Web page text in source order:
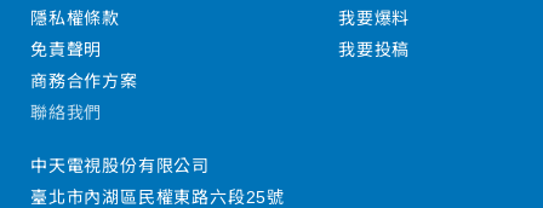
隱私權條款
免責聲明
商務合作方案
我要爆料
我要投稿
聯絡我們
中天電視股份有限公司
臺北市內湖區民權東路六段25號